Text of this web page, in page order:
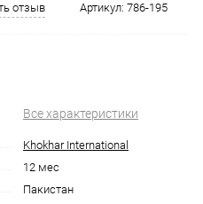
отзыв Артикул: 786-195
Все характеристики
Khokhar International
12 мес
Пакистан